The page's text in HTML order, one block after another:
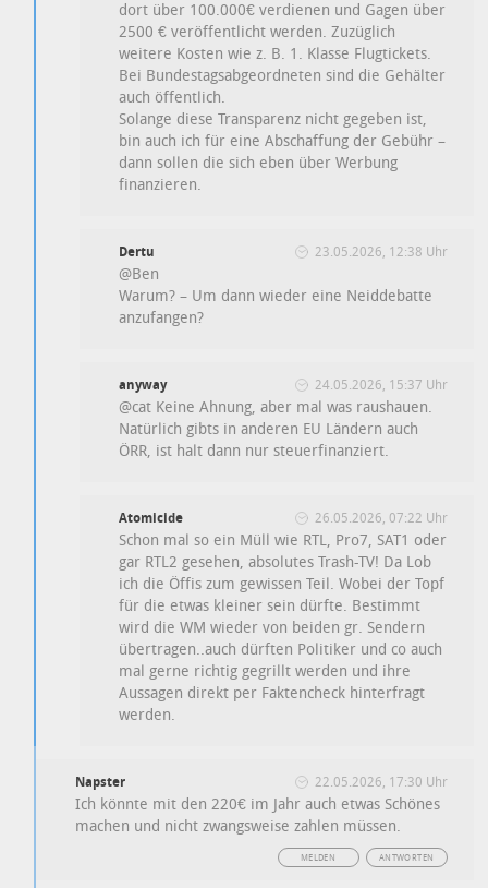
dort über 100.000€ verdienen und Gagen über
2500 € veröffentlicht werden. Zuzüglich
weitere Kosten wie z. B. 1. Klasse Flugtickets.
Bei Bundestagsabgeordneten sind die Gehälter
auch öffentlich.
Solange diese Transparenz nicht gegeben ist,
bin auch ich für eine Abschaffung der Gebühr –
dann sollen die sich eben über Werbung
finanzieren.
Dertu 23.05.2026, 12:38 Uhr
@Ben
Warum? – Um dann wieder eine Neiddebatte
anzufangen?
anyway 24.05.2026, 15:37 Uhr
@cat Keine Ahnung, aber mal was raushauen.
Natürlich gibts in anderen EU Ländern auch
ÖRR, ist halt dann nur steuerfinanziert.
Atomicide 26.05.2026, 07:22 Uhr
Schon mal so ein Müll wie RTL, Pro7, SAT1 oder
gar RTL2 gesehen, absolutes Trash-TV! Da Lob
ich die Öffis zum gewissen Teil. Wobei der Topf
für die etwas kleiner sein dürfte. Bestimmt
wird die WM wieder von beiden gr. Sendern
übertragen..auch dürften Politiker und co auch
mal gerne richtig gegrillt werden und ihre
Aussagen direkt per Faktencheck hinterfragt
werden.
Napster 22.05.2026, 17:30 Uhr
Ich könnte mit den 220€ im Jahr auch etwas Schönes
machen und nicht zwangsweise zahlen müssen.
ANTWORTEN
MELDEN